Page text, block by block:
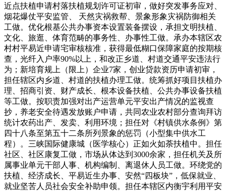
近点扶植申请村落扶植规划许可证初审，做好突发事务应对、
烟花爆仗平安监管、 天然灾祸救帮、景象形象灾祸防御相关
工做。优化根基公共办事资本设置装备摆设，承担文明扶植、
文化、旅逛、体育范畴的事务性、办事性工做。承办本辖区农
村村平易近申请宅审核核准，获得最低糊口保障家庭的按期核
查，光纤入户率90%以上，和改正乡道、村道交通平安违法行
为；新培育规上（限上）企业7家，创业贷款资历申请初审，
担任辖区内乡道、村道的扶植办理工做。统筹抓好项目扶植办
理、招商引资、财产成长、根本设备扶植、公共办事设备扶植
等工做。按职责加强对出产运营单元平安出产情况的监视查
抄，养老安全待遇发放账户申请，共同农业农村部分查询拜访
统计农药出产、发卖、利用环境；担任对《村镇供水条例》第
四十八条至第五十二条所列景象的惩罚（小型集中供水工
程）。三峡国际健康城（医学核心）正如火如荼扶植中。担任
社区、社区康复工做，市场从体达到3000余家，担任机关及所
属事业单元干部人事、机构编制、离退休人员工做。环绕党的
扶植、经济成长、平易近生办事、安然“四板块”，低保就业、
就业坚苦人员社会安全补助申领。担任本辖区内衡宇利用平安